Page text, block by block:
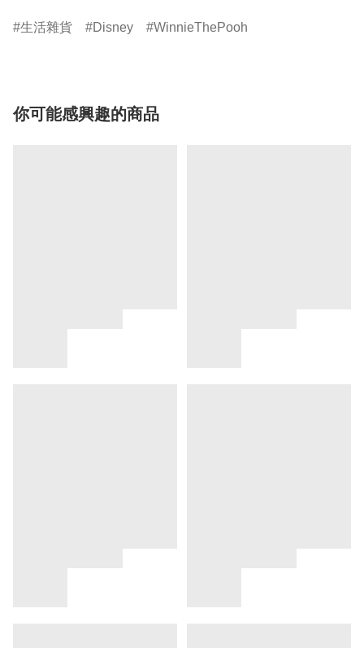
生活雜貨 Disney WinnieThePooh
你可能感興趣的商品